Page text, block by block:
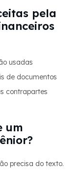
pela
usadas
de documentos
contrapartes
um
precisa do texto.